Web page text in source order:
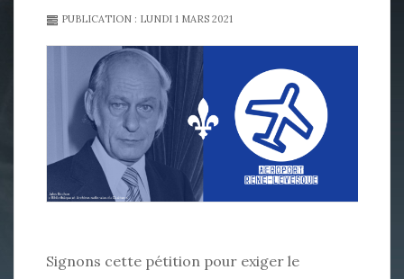
PUBLICATION : LUNDI 1 MARS 2021
Signons cette pétition pour exiger le